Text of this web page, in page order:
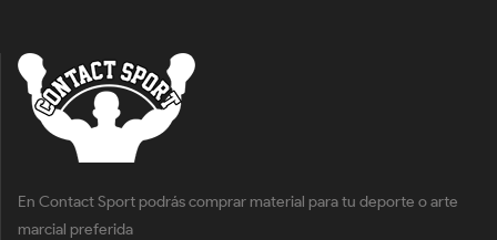
En Contact Sport podrás comprar material para tu deporte o arte
marcial preferida